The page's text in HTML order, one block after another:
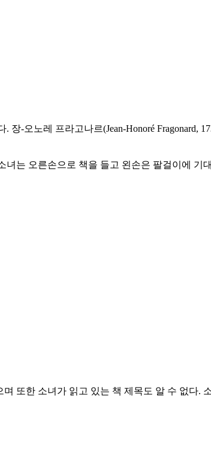
-오노레 프라고나르(Jean-Honoré Fragonard,
는 오른손으로 책을 들고 왼손은 팔걸이에
또한 소녀가 읽고 있는 책 제목도 알 수 없다